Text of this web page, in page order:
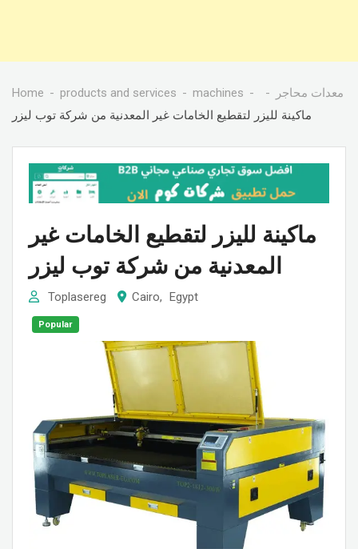
Home products and services machines
معدات محاجر
ماكينة لليزر لتقطيع الخامات غير المعدنية من شركة توب ليزر
ماكينة لليزر لتقطيع الخامات غير
المعدنية من شركة توب ليزر
Toplasereg Cairo, Egypt
Popular